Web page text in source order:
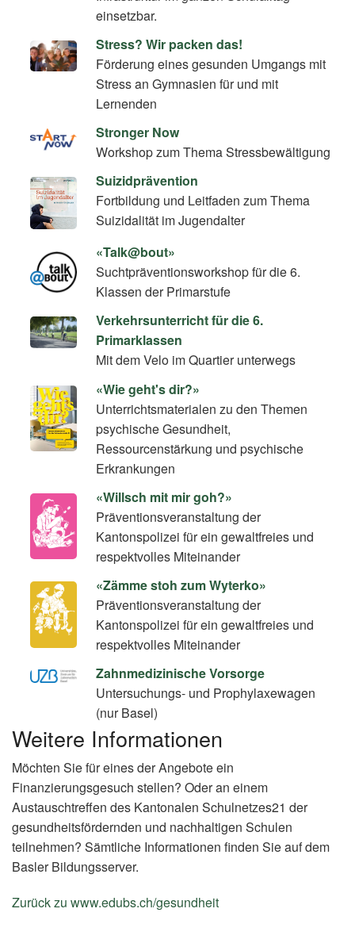
einsetzbar.
Stress? Wir packen das!
Förderung eines gesunden Umgangs mit
Stress an Gymnasien für und mit
Lernenden
Stronger Now
Workshop zum Thema Stressbewältigung
Suizidprävention
Fortbildung und Leitfaden zum Thema
Suizidalität im Jugendalter
«Talk@bout»
Suchtpräventionsworkshop für die 6.
Klassen der Primarstufe
Verkehrsunterricht für die 6.
Primarklassen
Mit dem Velo im Quartier unterwegs
«Wie geht's dir?»
Unterrichtsmaterialen zu den Themen
psychische Gesundheit,
Ressourcenstärkung und psychische
Erkrankungen
«Willsch mit mir goh?»
Präventionsveranstaltung der
Kantonspolizei für ein gewaltfreies und
respektvolles Miteinander
«Zämme stoh zum Wyterko»
Präventionsveranstaltung der
Kantonspolizei für ein gewaltfreies und
respektvolles Miteinander
Zahnmedizinische Vorsorge
Untersuchungs- und Prophylaxewagen
(nur Basel)
Weitere Informationen
Möchten Sie für eines der Angebote ein
Finanzierungsgesuch stellen? Oder an einem
Austauschtreffen des Kantonalen Schulnetzes21 der
gesundheitsfördernden und nachhaltigen Schulen
teilnehmen? Sämtliche Informationen finden Sie auf dem
Basler Bildungsserver.
Zurück zu www.edubs.ch/gesundheit